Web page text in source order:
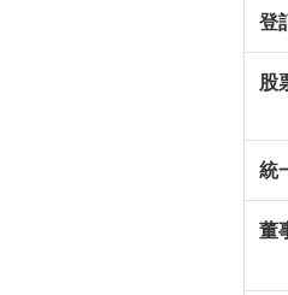
登
股
統
董